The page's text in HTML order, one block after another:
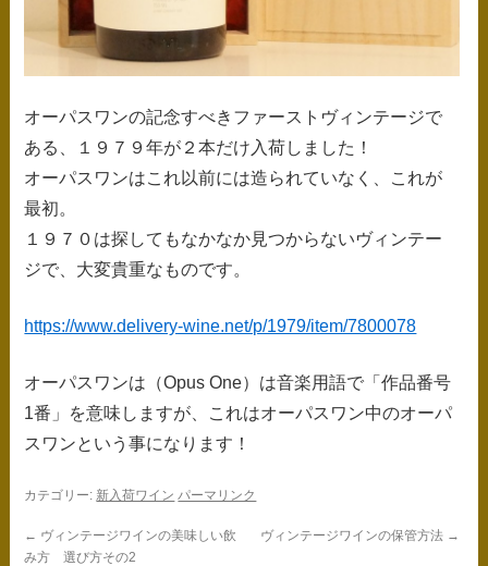
オーパスワンの記念すべきファーストヴィンテージで
ある、１９７９年が２本だけ入荷しました！
オーパスワンはこれ以前には造られていなく、これが
最初。
１９７０は探してもなかなか見つからないヴィンテー
ジで、大変貴重なものです。
https://www.delivery-wine.net/p/1979/item/7800078
オーパスワンは（Opus One）は音楽用語で「作品番号
1番」を意味しますが、これはオーパスワン中のオーパ
スワンという事になります！
カテゴリー: 新入荷ワイン パーマリンク
← ヴィンテージワインの美味しい飲
み方 選び方その2
ヴィンテージワインの保管方法 →